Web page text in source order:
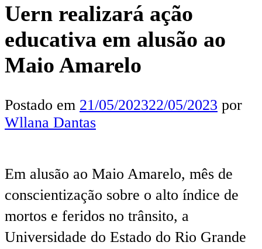
Uern realizará ação
educativa em alusão ao
Maio Amarelo
Postado em 21/05/202322/05/2023 por
Wllana Dantas
Em alusão ao Maio Amarelo, mês de
conscientização sobre o alto índice de
mortos e feridos no trânsito, a
Universidade do Estado do Rio Grande